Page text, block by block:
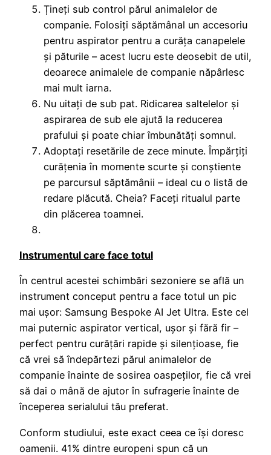
Țineți sub control părul animalelor de
companie. Folosiți săptămânal un accesoriu
pentru aspirator pentru a curăța canapelele
și păturile – acest lucru este deosebit de util,
deoarece animalele de companie năpârlesc
mai mult iarna.
Nu uitați de sub pat. Ridicarea saltelelor și
aspirarea de sub ele ajută la reducerea
prafului și poate chiar îmbunătăți somnul.
Adoptați resetările de zece minute. Împărțiți
curățenia în momente scurte și conștiente
pe parcursul săptămânii – ideal cu o listă de
redare plăcută. Cheia? Faceți ritualul parte
din plăcerea toamnei.
Instrumentul care face totul
În centrul acestei schimbări sezoniere se află un
instrument conceput pentru a face totul un pic
mai ușor: Samsung Bespoke AI Jet Ultra. Este cel
mai puternic aspirator vertical, ușor și fără fir –
perfect pentru curățări rapide și silențioase, fie
că vrei să îndepărtezi părul animalelor de
companie înainte de sosirea oaspeților, fie că vrei
să dai o mână de ajutor în sufragerie înainte de
începerea serialului tău preferat.
Conform studiului, este exact ceea ce își doresc
oamenii. 41% dintre europeni spun că un